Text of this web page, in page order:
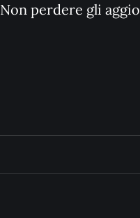
Non perdere gli